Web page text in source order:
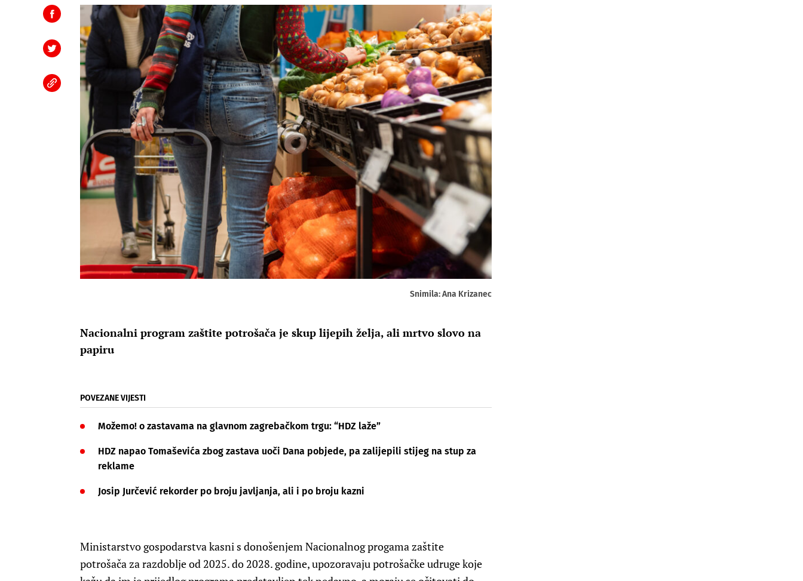
Snimila: Ana Krizanec
Nacionalni program zaštite potrošača je skup lijepih želja, ali mrtvo slovo na
papiru
POVEZANE VIJESTI
Možemo! o zastavama na glavnom zagrebačkom trgu: “HDZ laže”
HDZ napao Tomaševića zbog zastava uoči Dana pobjede, pa zalijepili stijeg na stup za
reklame
Josip Jurčević rekorder po broju javljanja, ali i po broju kazni
Ministarstvo gospodarstva kasni s donošenjem Nacionalnog progama zaštite
potrošača za razdoblje od 2025. do 2028. godine, upozoravaju potrošačke udruge koje